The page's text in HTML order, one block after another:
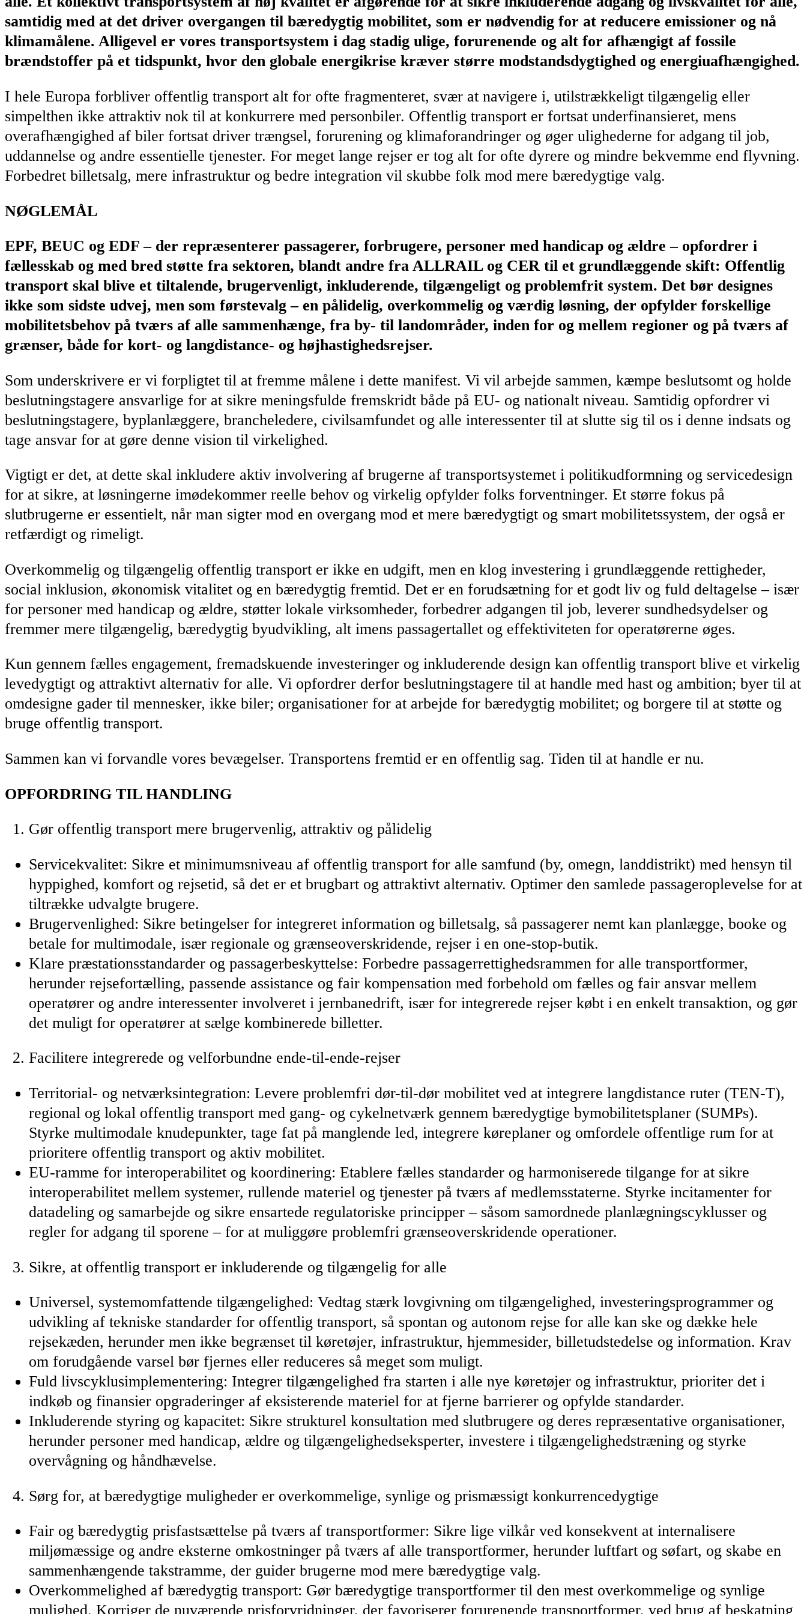
samtidig med at det driver overgangen til bæredygtig mobilitet, som er nødvendig for at reducere emissioner og nå
klimamålene. Alligevel er vores transportsystem i dag stadig ulige, forurenende og alt for afhængigt af fossile
brændstoffer på et tidspunkt, hvor den globale energikrise kræver større modstandsdygtighed og energiuafhængighed.
I hele Europa forbliver offentlig transport alt for ofte fragmenteret, svær at navigere i, utilstrækkeligt tilgængelig eller
simpelthen ikke attraktiv nok til at konkurrere med personbiler. Offentlig transport er fortsat underfinansieret, mens
overafhængighed af biler fortsat driver trængsel, forurening og klimaforandringer og øger ulighederne for adgang til job,
uddannelse og andre essentielle tjenester. For meget lange rejser er tog alt for ofte dyrere og mindre bekvemme end flyvning.
Forbedret billetsalg, mere infrastruktur og bedre integration vil skubbe folk mod mere bæredygtige valg.
NØGLEMÅL
EPF, BEUC og EDF – der repræsenterer passagerer, forbrugere, personer med handicap og ældre – opfordrer i
fællesskab og med bred støtte fra sektoren, blandt andre fra ALLRAIL og CER til et grundlæggende skift: Offentlig
transport skal blive et tiltalende, brugervenligt, inkluderende, tilgængeligt og problemfrit system. Det bør designes
ikke som sidste udvej, men som førstevalg – en pålidelig, overkommelig og værdig løsning, der opfylder forskellige
mobilitetsbehov på tværs af alle sammenhænge, fra by- til landområder, inden for og mellem regioner og på tværs af
grænser, både for kort- og langdistance- og højhastighedsrejser.
Som underskrivere er vi forpligtet til at fremme målene i dette manifest. Vi vil arbejde sammen, kæmpe beslutsomt og holde
beslutningstagere ansvarlige for at sikre meningsfulde fremskridt både på EU- og nationalt niveau. Samtidig opfordrer vi
beslutningstagere, byplanlæggere, brancheledere, civilsamfundet og alle interessenter til at slutte sig til os i denne indsats og
tage ansvar for at gøre denne vision til virkelighed.
Vigtigt er det, at dette skal inkludere aktiv involvering af brugerne af transportsystemet i politikudformning og servicedesign
for at sikre, at løsningerne imødekommer reelle behov og virkelig opfylder folks forventninger. Et større fokus på
slutbrugerne er essentielt, når man sigter mod en overgang mod et mere bæredygtigt og smart mobilitetssystem, der også er
retfærdigt og rimeligt.
Overkommelig og tilgængelig offentlig transport er ikke en udgift, men en klog investering i grundlæggende rettigheder,
social inklusion, økonomisk vitalitet og en bæredygtig fremtid. Det er en forudsætning for et godt liv og fuld deltagelse – især
for personer med handicap og ældre, støtter lokale virksomheder, forbedrer adgangen til job, leverer sundhedsydelser og
fremmer mere tilgængelig, bæredygtig byudvikling, alt imens passagertallet og effektiviteten for operatørerne øges.
Kun gennem fælles engagement, fremadskuende investeringer og inkluderende design kan offentlig transport blive et virkelig
levedygtigt og attraktivt alternativ for alle. Vi opfordrer derfor beslutningstagere til at handle med hast og ambition; byer til at
omdesigne gader til mennesker, ikke biler; organisationer for at arbejde for bæredygtig mobilitet; og borgere til at støtte og
bruge offentlig transport.
Sammen kan vi forvandle vores bevægelser. Transportens fremtid er en offentlig sag. Tiden til at handle er nu.
OPFORDRING TIL HANDLING
Gør offentlig transport mere brugervenlig, attraktiv og pålidelig
Servicekvalitet: Sikre et minimumsniveau af offentlig transport for alle samfund (by, omegn, landdistrikt) med hensyn til
hyppighed, komfort og rejsetid, så det er et brugbart og attraktivt alternativ. Optimer den samlede passageroplevelse for at
tiltrække udvalgte brugere.
Brugervenlighed: Sikre betingelser for integreret information og billetsalg, så passagerer nemt kan planlægge, booke og
betale for multimodale, især regionale og grænseoverskridende, rejser i en one-stop-butik.
Klare præstationsstandarder og passagerbeskyttelse: Forbedre passagerrettighedsrammen for alle transportformer,
herunder rejsefortælling, passende assistance og fair kompensation med forbehold om fælles og fair ansvar mellem
operatører og andre interessenter involveret i jernbanedrift, især for integrerede rejser købt i en enkelt transaktion, og gør
det muligt for operatører at sælge kombinerede billetter.
Facilitere integrerede og velforbundne ende-til-ende-rejser
Territorial- og netværksintegration: Levere problemfri dør-til-dør mobilitet ved at integrere langdistance ruter (TEN-T),
regional og lokal offentlig transport med gang- og cykelnetværk gennem bæredygtige bymobilitetsplaner (SUMPs).
Styrke multimodale knudepunkter, tage fat på manglende led, integrere køreplaner og omfordele offentlige rum for at
prioritere offentlig transport og aktiv mobilitet.
EU-ramme for interoperabilitet og koordinering: Etablere fælles standarder og harmoniserede tilgange for at sikre
interoperabilitet mellem systemer, rullende materiel og tjenester på tværs af medlemsstaterne. Styrke incitamenter for
datadeling og samarbejde og sikre ensartede regulatoriske principper – såsom samordnede planlægningscyklusser og
regler for adgang til sporene – for at muliggøre problemfri grænseoverskridende operationer.
Sikre, at offentlig transport er inkluderende og tilgængelig for alle
Universel, systemomfattende tilgængelighed: Vedtag stærk lovgivning om tilgængelighed, investeringsprogrammer og
udvikling af tekniske standarder for offentlig transport, så spontan og autonom rejse for alle kan ske og dække hele
rejsekæden, herunder men ikke begrænset til køretøjer, infrastruktur, hjemmesider, billetudstedelse og information. Krav
om forudgående varsel bør fjernes eller reduceres så meget som muligt.
Fuld livscyklusimplementering: Integrer tilgængelighed fra starten i alle nye køretøjer og infrastruktur, prioriter det i
indkøb og finansier opgraderinger af eksisterende materiel for at fjerne barrierer og opfylde standarder.
Inkluderende styring og kapacitet: Sikre strukturel konsultation med slutbrugere og deres repræsentative organisationer,
herunder personer med handicap, ældre og tilgængelighedseksperter, investere i tilgængelighedstræning og styrke
overvågning og håndhævelse.
Sørg for, at bæredygtige muligheder er overkommelige, synlige og prismæssigt konkurrencedygtige
Fair og bæredygtig prisfastsættelse på tværs af transportformer: Sikre lige vilkår ved konsekvent at internalisere
miljømæssige og andre eksterne omkostninger på tværs af alle transportformer, herunder luftfart og søfart, og skabe en
sammenhængende takstramme, der guider brugerne mod mere bæredygtige valg.
Overkommelighed af bæredygtig transport: Gør bæredygtige transportformer til den mest overkommelige og synlige
mulighed. Korriger de nuværende prisforvridninger, der favoriserer forurenende transportformer, ved brug af beskatning